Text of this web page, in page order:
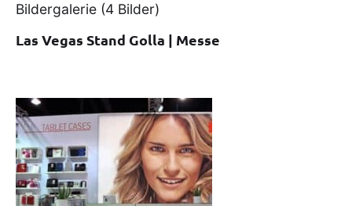
Bildergalerie (4 Bilder)
Las Vegas Stand Golla | Messe